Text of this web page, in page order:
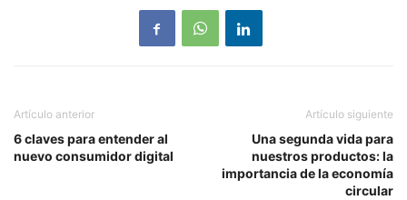
Artículo anterior
6 claves para entender al
nuevo consumidor digital
Artículo siguiente
Una segunda vida para
nuestros productos: la
importancia de la economía
circular